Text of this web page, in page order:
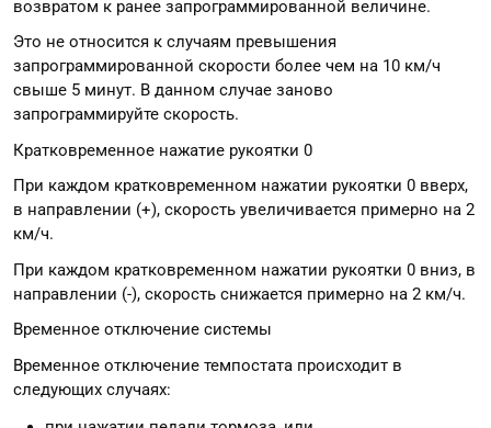
возвратом к ранее запрограммированной величине.
Это не относится к случаям превышения
запрограммированной скорости более чем на 10 км/ч
свыше 5 минут. В данном случае заново
запрограммируйте скорость.
Кратковременное нажатие рукоятки 0
При каждом кратковременном нажатии рукоятки 0 вверх,
в направлении (+), скорость увеличивается примерно на 2
км/ч.
При каждом кратковременном нажатии рукоятки 0 вниз, в
направлении (-), скорость снижается примерно на 2 км/ч.
Временное отключение системы
Временное отключение темпостата происходит в
следующих случаях: